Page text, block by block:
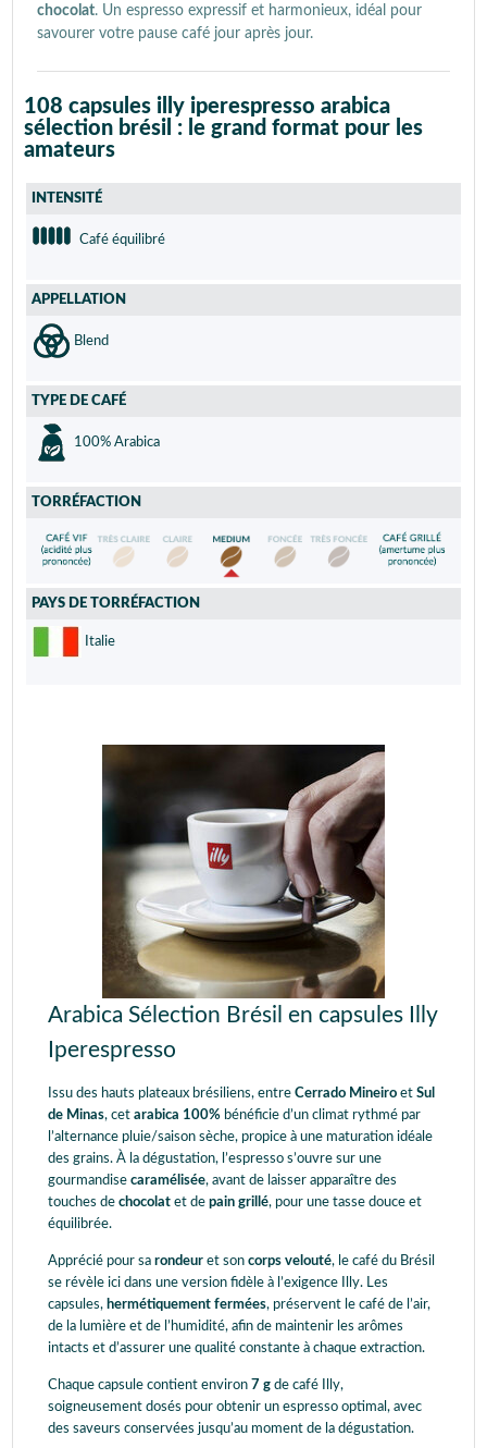
chocolat. Un espresso expressif et harmonieux, idéal pour
savourer votre pause café jour après jour.
108 capsules illy iperespresso arabica
sélection brésil : le grand format pour les
amateurs
INTENSITÉ
Café équilibré
APPELLATION
Blend
TYPE DE CAFÉ
100% Arabica
TORRÉFACTION
PAYS DE TORRÉFACTION
Italie
Arabica Sélection Brésil en capsules Illy
Iperespresso
Issu des hauts plateaux brésiliens, entre Cerrado Mineiro et Sul
de Minas, cet arabica 100% bénéficie d’un climat rythmé par
l’alternance pluie/saison sèche, propice à une maturation idéale
des grains. À la dégustation, l’espresso s’ouvre sur une
gourmandise caramélisée, avant de laisser apparaître des
touches de chocolat et de pain grillé, pour une tasse douce et
équilibrée.
Apprécié pour sa rondeur et son corps velouté, le café du Brésil
se révèle ici dans une version fidèle à l’exigence Illy. Les
capsules, hermétiquement fermées, préservent le café de l’air,
de la lumière et de l’humidité, afin de maintenir les arômes
intacts et d’assurer une qualité constante à chaque extraction.
Chaque capsule contient environ 7 g de café Illy,
soigneusement dosés pour obtenir un espresso optimal, avec
des saveurs conservées jusqu’au moment de la dégustation.